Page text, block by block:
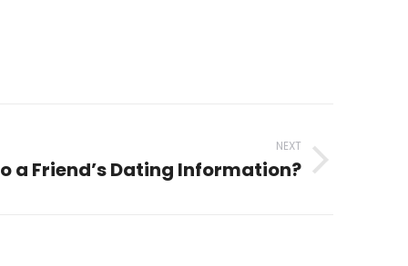
NEXT
a Friend’s Dating Information?